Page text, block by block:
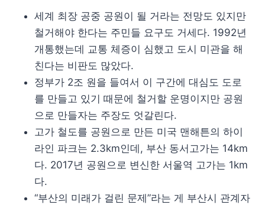
세계 최장 공중 공원이 될 거라는 전망도 있지만
철거해야 한다는 주민들 요구도 거세다. 1992년
개통했는데 교통 체증이 심했고 도시 미관을 해
친다는 비판도 많았다.
정부가 2조 원을 들여서 이 구간에 대심도 도로
를 만들고 있기 때문에 철거할 운명이지만 공원
으로 만들자는 주장도 엇갈린다.
고가 철도를 공원으로 만든 미국 맨해튼의 하이
라인 파크는 2.3km인데, 부산 동서고가는 14km
다. 2017년 공원으로 변신한 서울역 고가는 1km
다.
“부산의 미래가 걸린 문제”라는 게 부산시 관계자